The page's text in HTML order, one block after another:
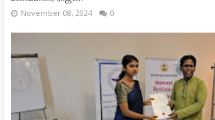
November 08, 2024 0